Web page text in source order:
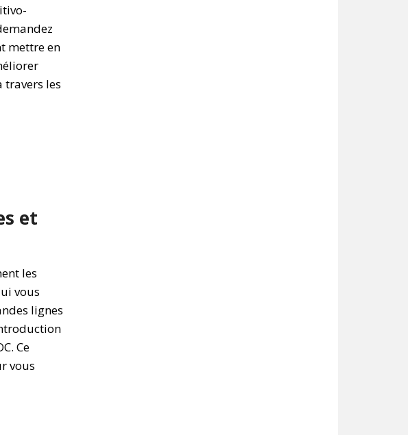
mettre en
travers les
et
les
vous
lignes
Ce
vous